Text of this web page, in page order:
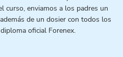
curso, enviamos a los padres un
de un dosier con todos los
oficial Forenex.